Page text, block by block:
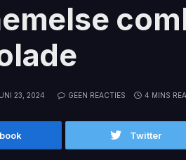
23, 2024 GEEN REACTIES 4 MINS
Twitter